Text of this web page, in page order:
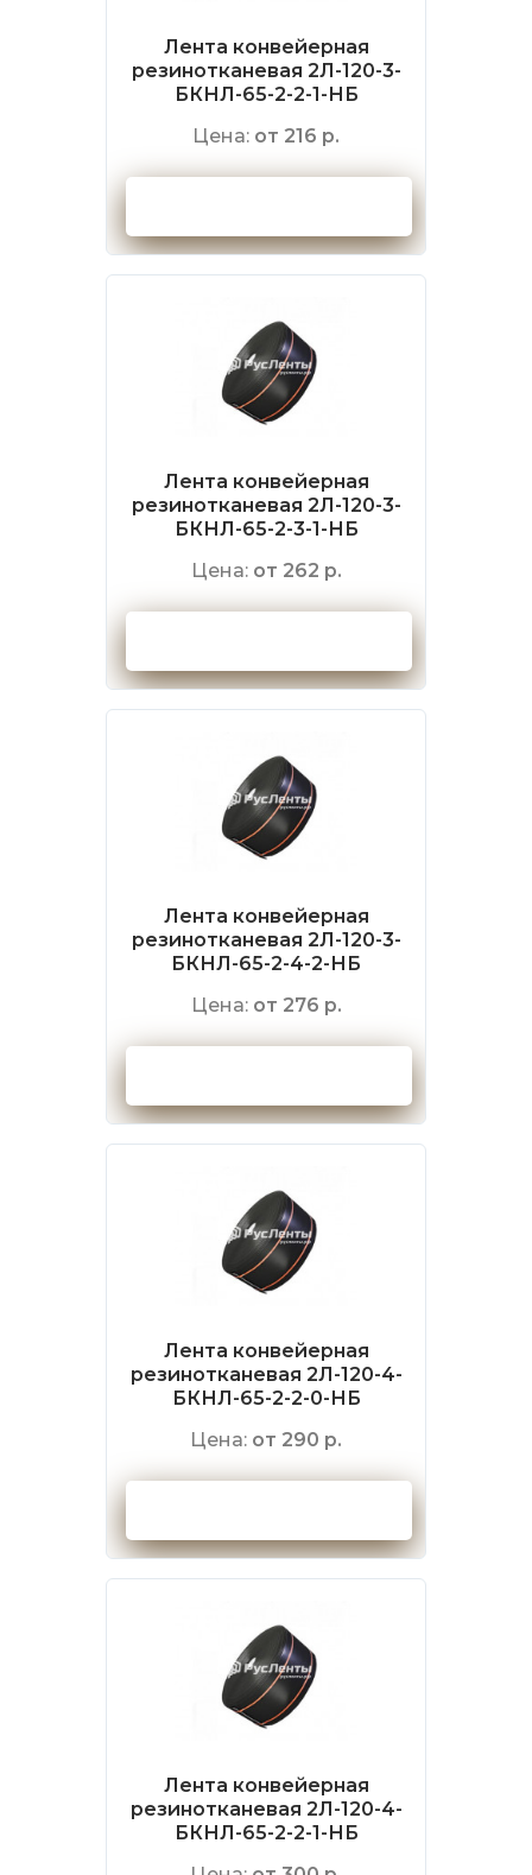
Лента конвейерная
резинотканевая 2Л-120-3-
БКНЛ-65-2-2-1-НБ
Цена: от 216 р.
Лента конвейерная
резинотканевая 2Л-120-3-
БКНЛ-65-2-3-1-НБ
Цена: от 262 р.
Лента конвейерная
резинотканевая 2Л-120-3-
БКНЛ-65-2-4-2-НБ
Цена: от 276 р.
Лента конвейерная
резинотканевая 2Л-120-4-
БКНЛ-65-2-2-0-НБ
Цена: от 290 р.
Лента конвейерная
резинотканевая 2Л-120-4-
БКНЛ-65-2-2-1-НБ